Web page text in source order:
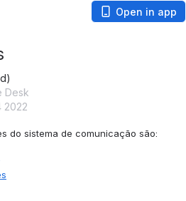
Open in app
Desk
2022
do sistema de comunicação são: